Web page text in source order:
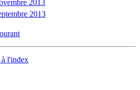
2013
2013
l'index